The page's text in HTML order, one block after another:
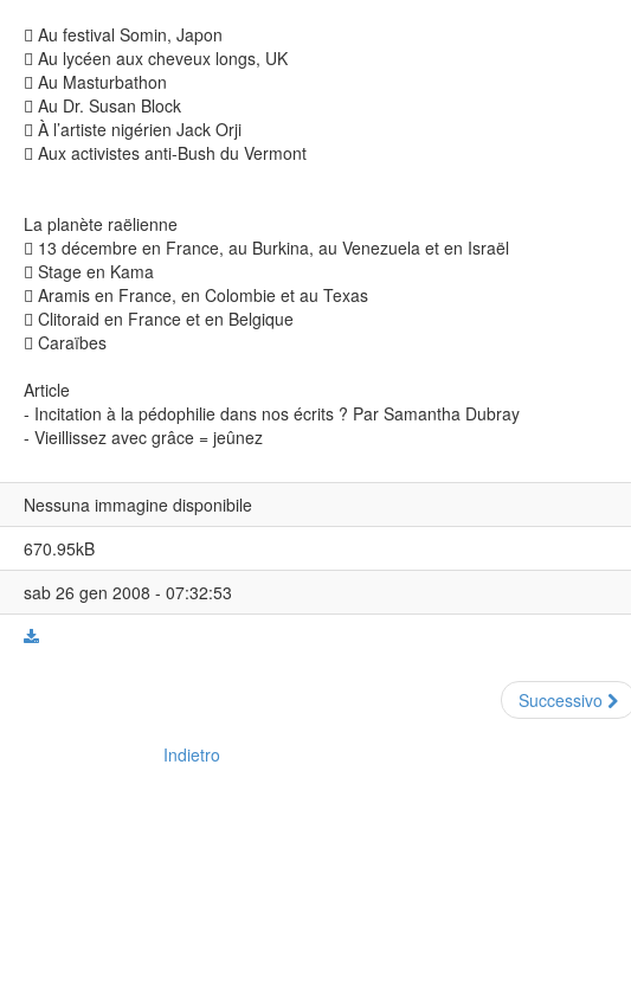
 Au festival Somin, Japon
 Au lycéen aux cheveux longs, UK
 Au Masturbathon
 Au Dr. Susan Block
 À l’artiste nigérien Jack Orji
 Aux activistes anti-Bush du Vermont
La planète raëlienne
 13 décembre en France, au Burkina, au Venezuela et en Israël
 Stage en Kama
 Aramis en France, en Colombie et au Texas
 Clitoraid en France et en Belgique
 Caraïbes
Article
- Incitation à la pédophilie dans nos écrits ? Par Samantha Dubray
- Vieillissez avec grâce = jeûnez
Nessuna immagine disponibile
670.95kB
sab 26 gen 2008 - 07:32:53
Successivo
Indietro